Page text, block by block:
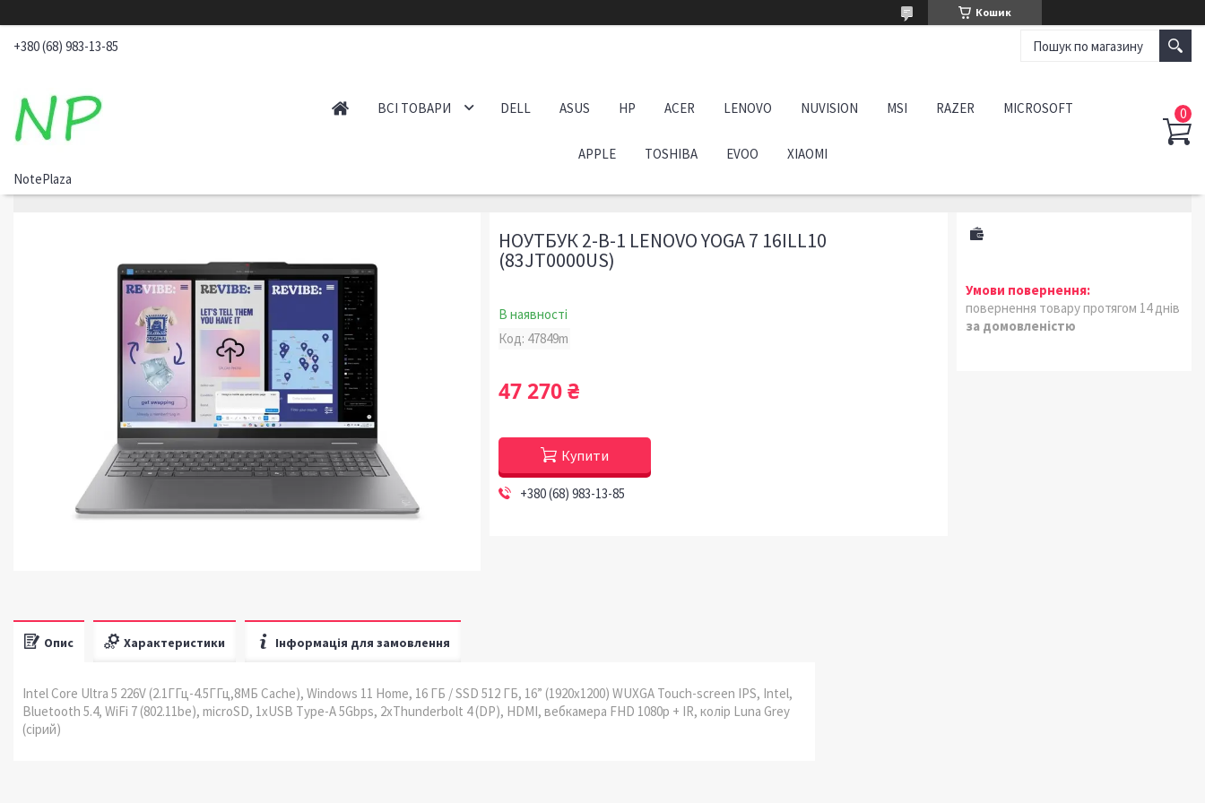
Кошик
+380 (68) 983-13-85
NotePlaza
ВСІ ТОВАРИ DELL ASUS HP ACER LENOVO NUVISION MSI RAZER MICROSOFT
APPLE TOSHIBA EVOO XIAOMI
НОУТБУК 2-В-1 LENOVO YOGA 7 16ILL10
(83JT0000US)
В наявності
Код: 47849m
47 270 ₴
Купити
+380 (68) 983-13-85
повернення товару протягом 14 днів
за домовленістю
Опис Характеристики Інформація для замовлення
Intel Core Ultra 5 226V (2.1ГГц-4.5ГГц,8МБ Cache), Windows 11 Home, 16 ГБ / SSD 512 ГБ, 16” (1920x1200) WUXGA Touch-screen IPS, Intel,
Bluetooth 5.4, WiFi 7 (802.11be), microSD, 1xUSB Type-A 5Gbps, 2xThunderbolt 4 (DP), HDMI, вебкамера FHD 1080p + IR, колір Luna Grey
(сірий)